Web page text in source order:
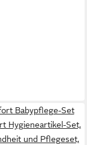
Babypflege-Set
Hygieneartikel-Set,
und Pflegeset,